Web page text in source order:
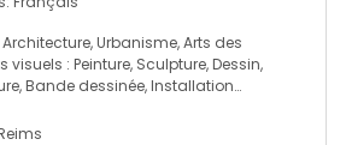
Urbanisme, Arts des
visuels : Peinture, Sculpture, Dessin,
Bande dessinée, Installation…